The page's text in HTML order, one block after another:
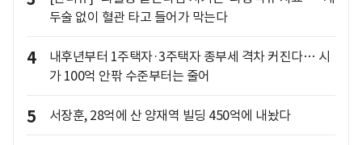
두술 없이 혈관 타고 들어가 막는다
4
내후년부터 1주택자·3주택자 종부세 격차 커진다… 시
가 100억 안팎 수준부터는 줄어
5 서장훈, 28억에 산 양재역 빌딩 450억에 내놨다